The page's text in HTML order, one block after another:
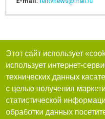
Этот сайт использует
использует интернет-
технических данных
с целью получения
статистической
обработки данных